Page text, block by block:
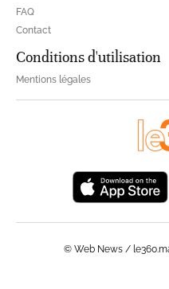
FAQ
Contact
Conditions d'utilisation
Mentions légales
© Web News /